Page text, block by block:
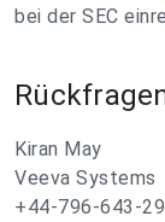
bei der SEC
Kiran May
Veeva Systems
+44-796-643-